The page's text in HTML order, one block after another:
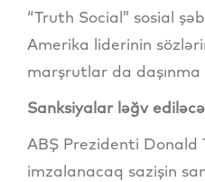
“Truth Social” sosial
Amerika liderinin
marşrutlar da daşınma
Sanksiyalar ləğv
ABŞ Prezidenti Donald
imzalanacaq sazişin